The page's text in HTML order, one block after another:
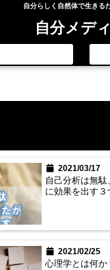
自分らしく自然体で生きる
自分メデ
2021/03/17
自己分析は無
に効果を出す３
2021/02/25
心理学とは何